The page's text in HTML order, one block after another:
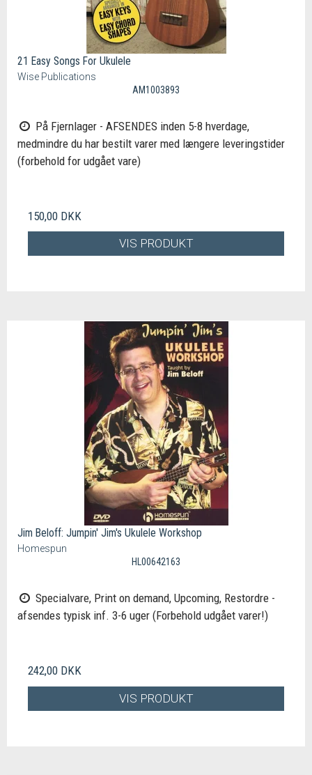
21 Easy Songs For Ukulele
Wise Publications
AM1003893
På Fjernlager - AFSENDES inden 5-8 hverdage,
medmindre du har bestilt varer med længere leveringstider
(forbehold for udgået vare)
150,00 DKK
VIS PRODUKT
Jim Beloff: Jumpin' Jim's Ukulele Workshop
Homespun
HL00642163
Specialvare, Print on demand, Upcoming, Restordre -
afsendes typisk inf. 3-6 uger (Forbehold udgået varer!)
242,00 DKK
VIS PRODUKT